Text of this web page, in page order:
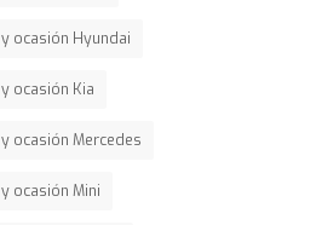
ocasión Hyundai
ocasión Kia
ocasión Mercedes
ocasión Mini